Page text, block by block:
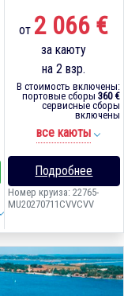
от 2 066 €
за каюту
на 2 взр.
В стоимость включены:
портовые сборы 360 €
сервисные сборы
включены
все каюты
Подробнее
Номер круиза: 22765-
MU20270711CVVCVV